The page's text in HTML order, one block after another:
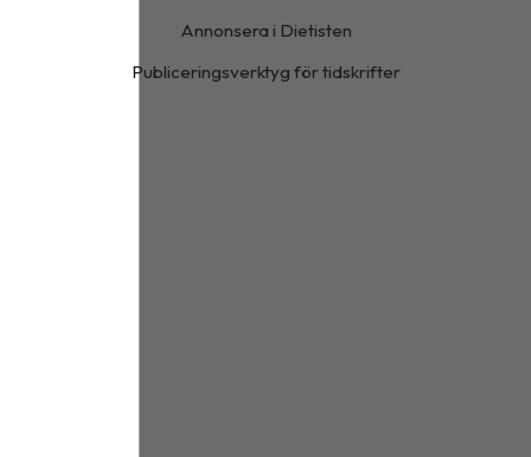
Annonsera i Dietisten
Publiceringsverktyg för tidskrifter